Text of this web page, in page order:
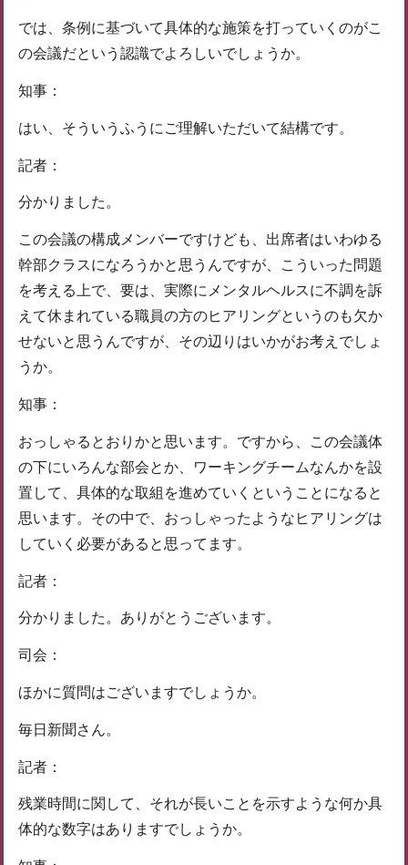
では、条例に基づいて具体的な施策を打っていくのがこ
の会議だという認識でよろしいでしょうか。
知事：
はい、そういうふうにご理解いただいて結構です。
記者：
分かりました。
この会議の構成メンバーですけども、出席者はいわゆる
幹部クラスになろうかと思うんですが、こういった問題
を考える上で、要は、実際にメンタルヘルスに不調を訴
えて休まれている職員の方のヒアリングというのも欠か
せないと思うんですが、その辺りはいかがお考えでしょ
うか。
知事：
おっしゃるとおりかと思います。ですから、この会議体
の下にいろんな部会とか、ワーキングチームなんかを設
置して、具体的な取組を進めていくということになると
思います。その中で、おっしゃったようなヒアリングは
していく必要があると思ってます。
記者：
分かりました。ありがとうございます。
司会：
ほかに質問はございますでしょうか。
毎日新聞さん。
記者：
残業時間に関して、それが長いことを示すような何か具
体的な数字はありますでしょうか。